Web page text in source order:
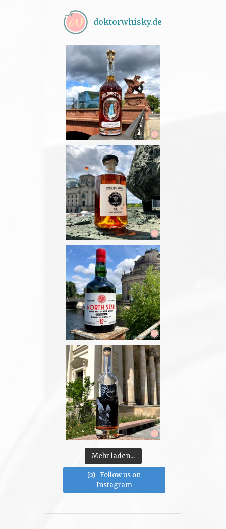
doktorwhisky.de
Mehr laden...
Follow us on
Instagram